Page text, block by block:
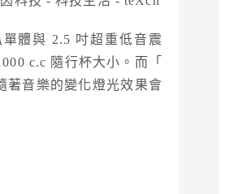
體與 2.5 吋超重低音震
c.c 隨行杯大小。而「
著音樂的變化燈光效果會